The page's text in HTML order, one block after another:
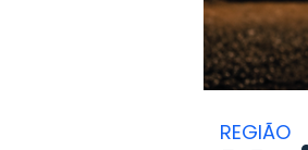
REGIÃO